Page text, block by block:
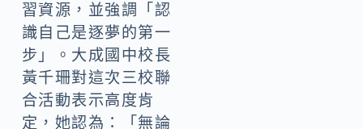
習資源，並強調「認
識自己是逐夢的第一
步」。大成國中校長
黃千珊對這次三校聯
合活動表示高度肯
定，她認為：「無論